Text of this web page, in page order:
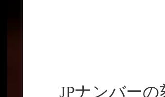
JPナンバーの